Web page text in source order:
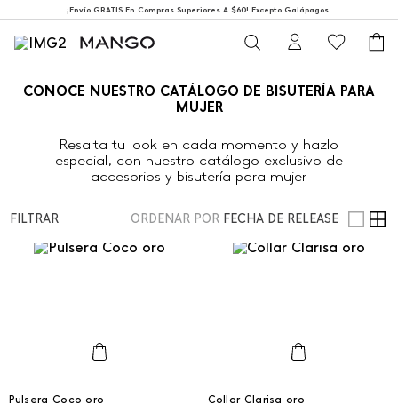
¡Envío GRATIS En Compras Superiores A $60! Excepto Galápagos.
CONOCE NUESTRO CATÁLOGO DE BISUTERÍA PARA
MUJER
Resalta tu look en cada momento y hazlo
especial, con nuestro catálogo exclusivo de
accesorios y bisutería para mujer
FILTRAR ORDENAR POR FECHA DE RELEASE
Talla Única
Pulsera Coco oro Talla Única
Collar Clarisa oro